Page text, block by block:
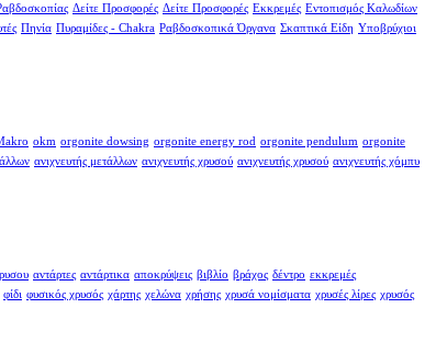
Δείτε Προσφορές Δείτε Προσφορές Εκκρεμές Εντοπισμός Καλωδίων
Πηνία Πυραμίδες - Chakra Ραβδοσκοπικά Όργανα Σκαπτικά Είδη Υποβρύχιοι
okm orgonite dowsing orgonite energy rod orgonite pendulum orgonite
ανιχνευτής μετάλλων ανιχνευτής χρυσού ανιχνευτής χρυσού ανιχνευτής χόμπυ
αντάρτες αντάρτικα αποκρύψεις βιβλίο βράχος δέντρο εκκρεμές
φίδι φυσικός χρυσός χάρτης χελώνα χρήσης χρυσά νομίσματα χρυσές λίρες χρυσός